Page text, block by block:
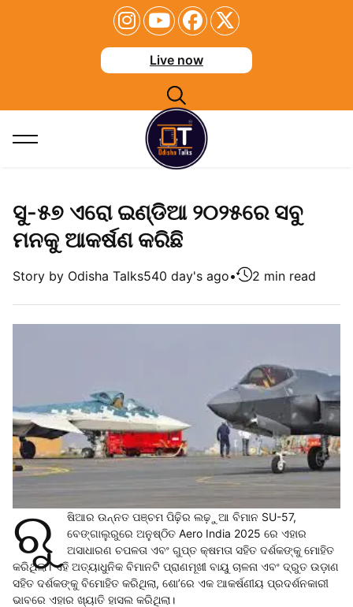
Live now
ସୁ-୫୭ ଏରୋ ଇଣ୍ଡିଆ ୨୦୨୫ରେ ସବୁ
ମନକୁ ଆକର୍ଷଣ କରିଛି
Story by Odisha Talks540 day's ago• 2 min read
ରୁ
ଷିଆର ଉନ୍ନତ ପଞ୍ଚମ ପିଢ଼ିର ଲଢ଼ୁଆ ବିମାନ SU-57,
ବେଙ୍ଗାଲୁରୁରେ ଅନୁଷ୍ଠିତ Aero India 2025 ରେ ଏହାର
ଅସାଧାରଣ ଚପଳତା ଏବଂ ଗୁପ୍ତ କ୍ଷମତା ସହିତ ଦର୍ଶକଙ୍କୁ ମୋହିତ
କରିଥିଲା। ଏହି ଅତ୍ୟାଧୁନିକ ବିମାନଟି ପ୍ରାଣମୂଖୀ ବାୟୁ ଚାଳନା ଏବଂ ଦ୍ରୁତ ଉଡ଼ାଣ
ସହିତ ଦର୍ଶକଙ୍କୁ ବିମୋହିତ କରିଥିଲା, ଶୋ’ରେ ଏକ ଆକର୍ଷଣୀୟ ପ୍ରଦର୍ଶନକାରୀ
ଭାବରେ ଏହାର ଖ୍ୟାତି ହାସଲ କରିଥିଲା।